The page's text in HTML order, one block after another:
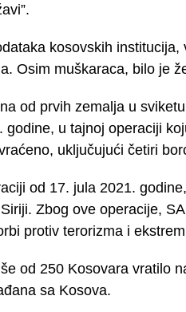
kosovskih
Osim muškaraca, bilo je
od prvih zemalja u
godine, u tajnoj operaciji
uključujući četiri
od 17. jula 2021.
Zbog ove operacije,
protiv terorizma i
od 250 Kosovara vratilo
sa Kosova.